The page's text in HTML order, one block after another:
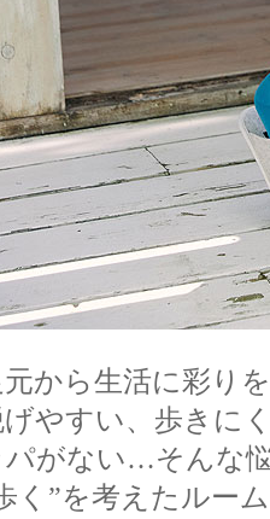
元から生活に彩り
げやすい、歩きに
パがない…そんな
く”を考えたルー